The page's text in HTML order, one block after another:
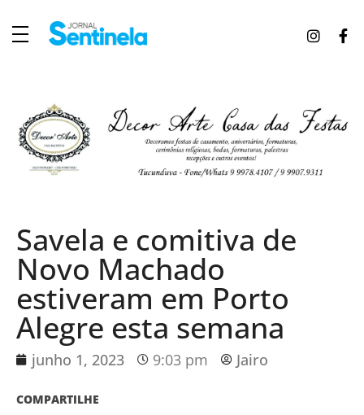
Savela e comitiva de
Novo Machado
estiveram em Porto
Alegre esta semana
junho 1, 2023 9:03 pm Jairo
COMPARTILHE